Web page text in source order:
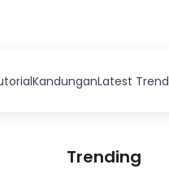
KandunganLatest Trend
Trending